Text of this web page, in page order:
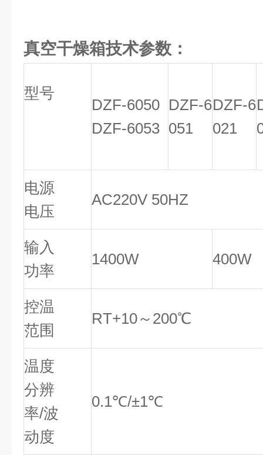
真空干燥箱技术参数：
型号
DZF-6050
DZF-6053
DZF-6
051
DZF-6
021
电源
电压
AC220V 50HZ
输入
功率
1400W 400W
控温
范围
RT+10～200℃
温度
分辨
率/波
动度
0.1℃/±1℃